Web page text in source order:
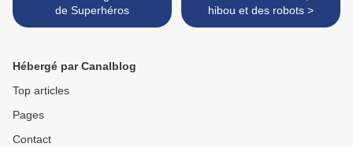
de Superhéros
hibou et des robots >
Hébergé par Canalblog
Top articles
Pages
Contact